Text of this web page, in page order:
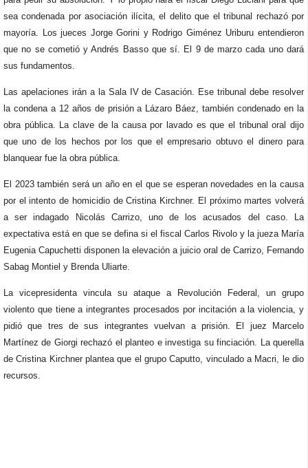
sea condenada por asociación ilícita, el delito que el tribunal rechazó por
mayoría. Los jueces Jorge Gorini y Rodrigo Giménez Uriburu entendieron
que no se cometió y Andrés Basso que sí. El 9 de marzo cada uno dará
sus fundamentos.
Las apelaciones irán a la Sala IV de Casación. Ese tribunal debe resolver
la condena a 12 años de prisión a Lázaro Báez, también condenado en la
obra pública. La clave de la causa por lavado es que el tribunal oral dijo
que uno de los hechos por los que el empresario obtuvo el dinero para
blanquear fue la obra pública.
El 2023 también será un año en el que se esperan novedades en la causa
por el intento de homicidio de Cristina Kirchner. El próximo martes volverá
a ser indagado Nicolás Carrizo, uno de los acusados del caso. La
expectativa está en que se defina si el fiscal Carlos Rivolo y la jueza María
Eugenia Capuchetti disponen la elevación a juicio oral de Carrizo, Fernando
Sabag Montiel y Brenda Uliarte.
La vicepresidenta vincula su ataque a Revolución Federal, un grupo
violento que tiene a integrantes procesados por incitación a la violencia, y
pidió que tres de sus integrantes vuelvan a prisión. El juez Marcelo
Martínez de Giorgi rechazó el planteo e investiga su finciación. La querella
de Cristina Kirchner plantea que el grupo Caputto, vinculado a Macri, le dio
recursos.